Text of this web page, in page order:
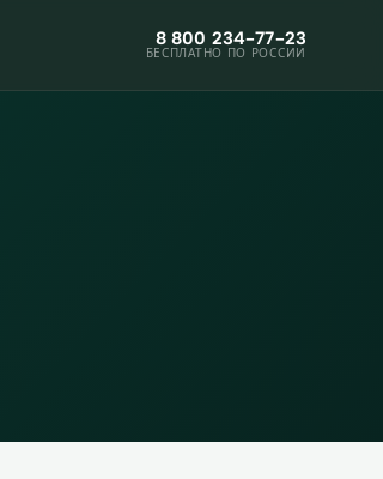
8 800 234-77-23
БЕСПЛАТНО ПО РОССИИ